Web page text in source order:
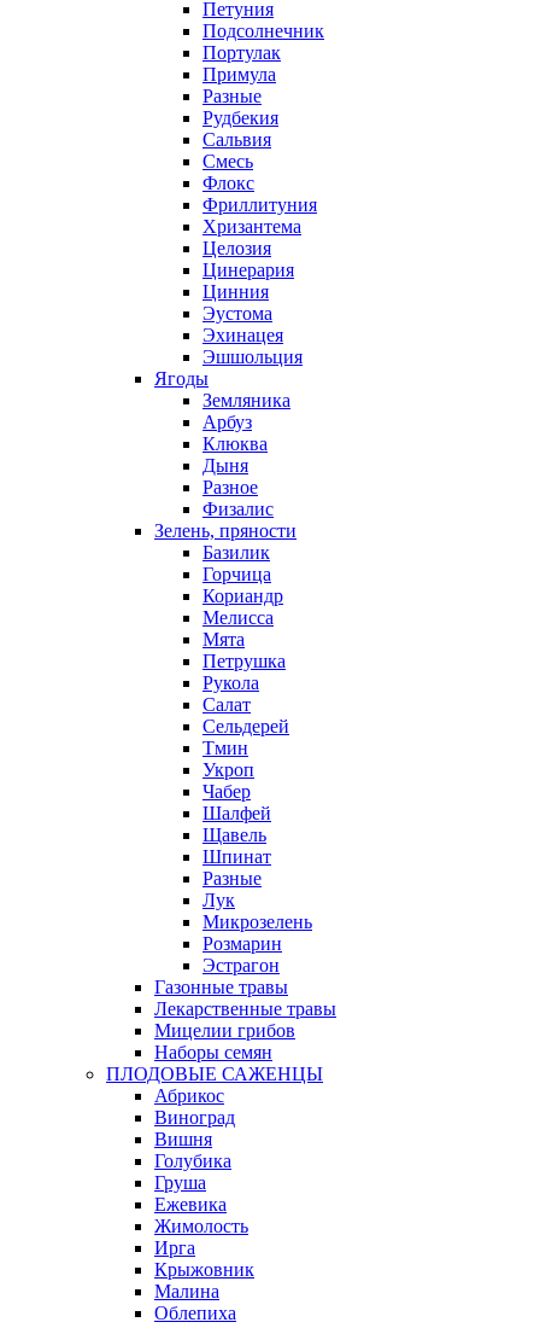
Петуния
Подсолнечник
Портулак
Примула
Разные
Рудбекия
Сальвия
Смесь
Флокс
Фриллитуния
Хризантема
Целозия
Цинерария
Цинния
Эустома
Эхинацея
Эшшольция
Ягоды
Земляника
Арбуз
Клюква
Дыня
Разное
Физалис
Зелень, пряности
Базилик
Горчица
Кориандр
Мелисса
Мята
Петрушка
Рукола
Салат
Сельдерей
Тмин
Укроп
Чабер
Шалфей
Щавель
Шпинат
Разные
Лук
Микрозелень
Розмарин
Эстрагон
Газонные травы
Лекарственные травы
Мицелии грибов
Наборы семян
ПЛОДОВЫЕ САЖЕНЦЫ
Абрикос
Виноград
Вишня
Голубика
Груша
Ежевика
Жимолость
Ирга
Крыжовник
Малина
Облепиха